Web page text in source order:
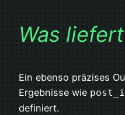
Was
Ein ebenso präzises
Ergebnisse wie
definiert.